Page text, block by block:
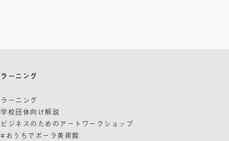
ラーニング
ラーニング
学校団体向け解説
ビジネスのためのアートワークショップ
#おうちでポーラ美術館